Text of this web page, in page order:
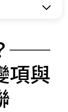
──
項與